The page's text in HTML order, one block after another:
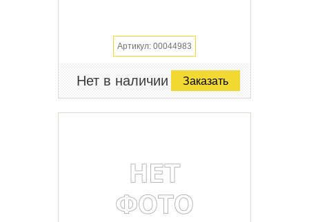
Артикул: 00044983
Нет в наличии Заказать